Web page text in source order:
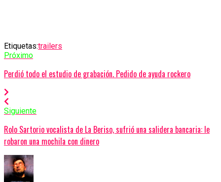
Etiquetas:trailers
Próximo
Perdió todo el estudio de grabación. Pedido de ayuda rockero
Siguiente
Rolo Sartorio vocalista de La Beriso, sufrió una salidera bancaria: le
robaron una mochila con dinero